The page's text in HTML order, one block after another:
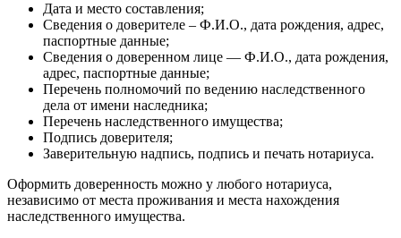
Дата и место составления;
Сведения о доверителе – Ф.И.О., дата рождения, адрес,
паспортные данные;
Сведения о доверенном лице — Ф.И.О., дата рождения,
адрес, паспортные данные;
Перечень полномочий по ведению наследственного
дела от имени наследника;
Перечень наследственного имущества;
Подпись доверителя;
Заверительную надпись, подпись и печать нотариуса.
Оформить доверенность можно у любого нотариуса,
независимо от места проживания и места нахождения
наследственного имущества.